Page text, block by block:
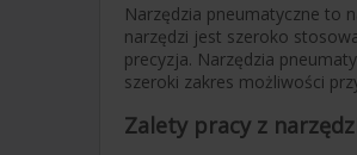
Narzędzia pneumatyczne to
narzędzi jest szeroko
precyzja. Narzędzia
szeroki zakres możliwości
Zalety pracy z